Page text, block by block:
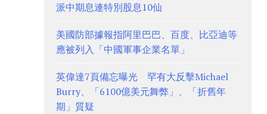
派中期息連特別股息10仙
美國防部據報指阿里巴巴、百度、比亞迪等
應被列入「中國軍事企業名單」
英偉達7頁備忘曝光 罕有大反擊Michael
Burry、「6100億美元舞弊」、「折舊年
期」質疑